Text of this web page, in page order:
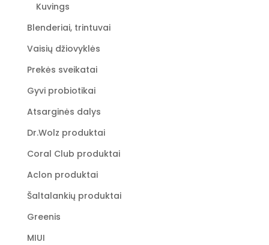
Kuvings
Blenderiai, trintuvai
Vaisių džiovyklės
Prekės sveikatai
Gyvi probiotikai
Atsarginės dalys
Dr.Wolz produktai
Coral Club produktai
Aclon produktai
Šaltalankių produktai
Greenis
MIUI